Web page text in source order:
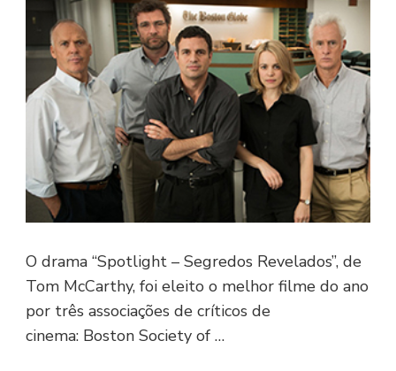
O drama “Spotlight – Segredos Revelados”, de
Tom McCarthy, foi eleito o melhor filme do ano
por três associações de críticos de
cinema: Boston Society of …